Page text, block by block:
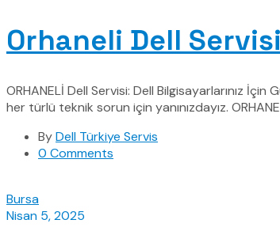
Orhaneli Dell Servisi
ORHANELİ Dell Servisi: Dell Bilgisayarlarınız
her türlü teknik sorun için yanınızdayız.
ByDell Türkiye Servis
0 Comments
Bursa
Nisan 5, 2025